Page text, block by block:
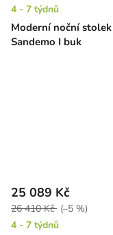
Moderní noční stolek
Sandemo I buk
4 - 7 týdnů
25 089 Kč
26 410 Kč (–5 %)
4 - 7 týdnů